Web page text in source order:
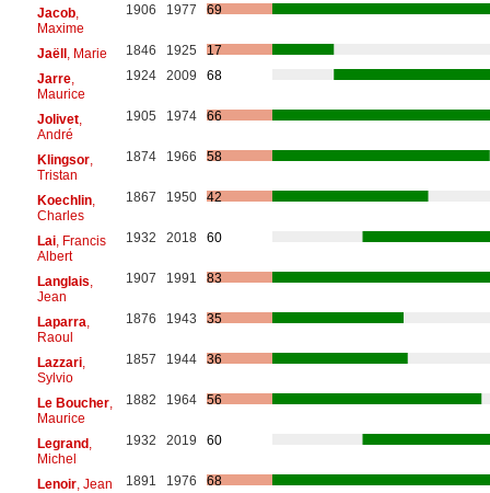
Jacob,
Maxime
1906 1977 69
Jaëll, Marie 1846 1925
17
Jarre,
Maurice
1924 2009 68
Jolivet,
André
1905 1974 66
Klingsor,
Tristan
1874 1966 58
Koechlin,
Charles
1867 1950 42
Lai, Francis
Albert
1932 2018 60
Langlais
Jean
1907 1991 83
Laparra
Raoul
1876 1943 35
Lazzari,
Sylvio
1857 1944 36
Le Boucher,
Maurice
1882 1964 56
Legrand,
Michel
1932 2019 60
Lenoir, Jean 1891 1976
68